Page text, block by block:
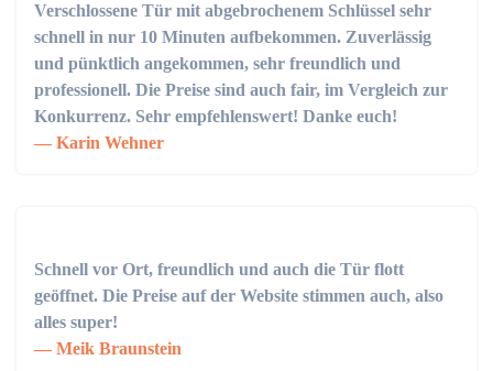
Verschlossene Tür mit abgebrochenem Schlüssel sehr
schnell in nur 10 Minuten aufbekommen. Zuverlässig
und pünktlich angekommen, sehr freundlich und
professionell. Die Preise sind auch fair, im Vergleich zur
Konkurrenz. Sehr empfehlenswert! Danke euch!
Karin Wehner
Schnell vor Ort, freundlich und auch die Tür flott
geöffnet. Die Preise auf der Website stimmen auch, also
alles super!
Meik Braunstein